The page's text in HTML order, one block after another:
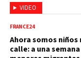
VIDEO
FRANCE24
Ahora somos niños
calle: a una